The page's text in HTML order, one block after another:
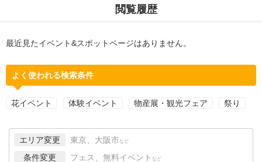
閲覧履歴
最近見たイベント&スポットページはありません。
よく使われる検索条件
花イベント 体験イベント 物産展・観光フェア 祭り
エリア変更 東京、大阪市 など
条件変更 フェス、無料イベント など